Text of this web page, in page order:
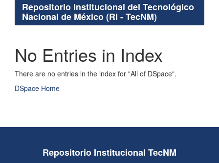
Repositorio Institucional del Tecnológico
Nacional de México (RI - TecNM)
No Entries in Index
There are no entries in the index for "All of DSpace".
DSpace Home
Repositorio Institucional TecNM